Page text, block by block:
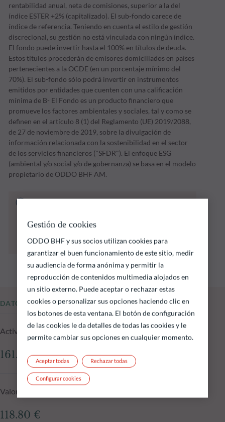
rentabilidad anual, neta de comisiones, superior a la del
índice ESTER +2% (capitalizado). El sub-fondo carece de
índice de referencia. Teniendo en cuenta el estilo de gestión
discrecional, su gestión no está vinculada con ningún índice.
El fondo puede invertir hasta el 100% en títulos de deuda.
Estos títulos procederán de emisores domiciliados en países
pertenecientes a la OCDE (en un porcentaje mínimo del
70%). El sub-fondo sólo podrá invertir en instrumentos
emitidos por entidades que cuenten con una calificación
mínima de B- El Fondo es un producto financiero que
promueve los factores ambientales y sociales, tal y como se
definen en el artículo 8 (1) del Reglamento (UE) 2019/2088,
de 27 de noviembre de 2019, sobre la divulgación de
información relacionada con la sostenibilidad en el sector
de los servicios financieros ("SFDR"). El enfoque ESG
(ambiental y/o social y/o de gobernanza) se basa en el modelo
propietario de ODDO BHF AM.
El fondo que se indica a continuación conlleva
Las rentabilidades pasadas no garantizan
tiempo
DATOS FUNDAMENTALES
Activos gestionados del fondo a 05.08.2026
161.65 M €
Valor liquidativo a 05.08.2026
118.80 €
Gestión de cookies
ODDO BHF y sus socios utilizan cookies para
garantizar el buen funcionamiento de este sitio, medir
su audiencia de forma anónima y permitir la
reproducción de contenidos multimedia alojados en
un sitio externo. Puede aceptar o rechazar estas
cookies o personalizar sus opciones haciendo clic en
los botones de esta ventana. El botón de configuración
de las cookies le da detalles de todas las cookies y le
permite cambiar sus opciones en cualquier momento.
Rechazar todas
Aceptar todas
Configurar cookies